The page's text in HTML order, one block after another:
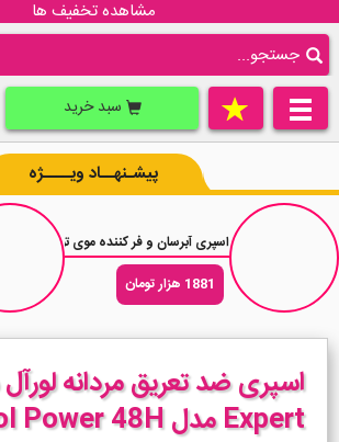
مشاهده تخفیف ها
سبد خرید
پیشـنهــاد ویــــژه
اسپری آبرسان و فر کننده موی تویستد سیستا Twisted Sista 30 Second Curl حجم 236 میلی لیتر
1881 هزار تومان